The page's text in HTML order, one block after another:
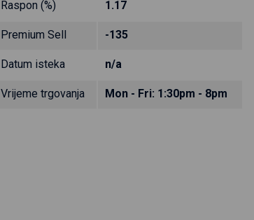
Raspon (%) 1.17
Premium Sell -135
Datum isteka n/a
Vrijeme trgovanja Mon - Fri: 1:30pm - 8pm